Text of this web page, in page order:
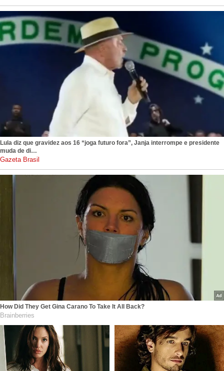
Lula diz que gravidez aos 16 “joga futuro fora”, Janja interrompe e presidente
muda de di…
gazetabrasil.com.br
How Did They Get Gina Carano To Take It All Back?
Brainberries